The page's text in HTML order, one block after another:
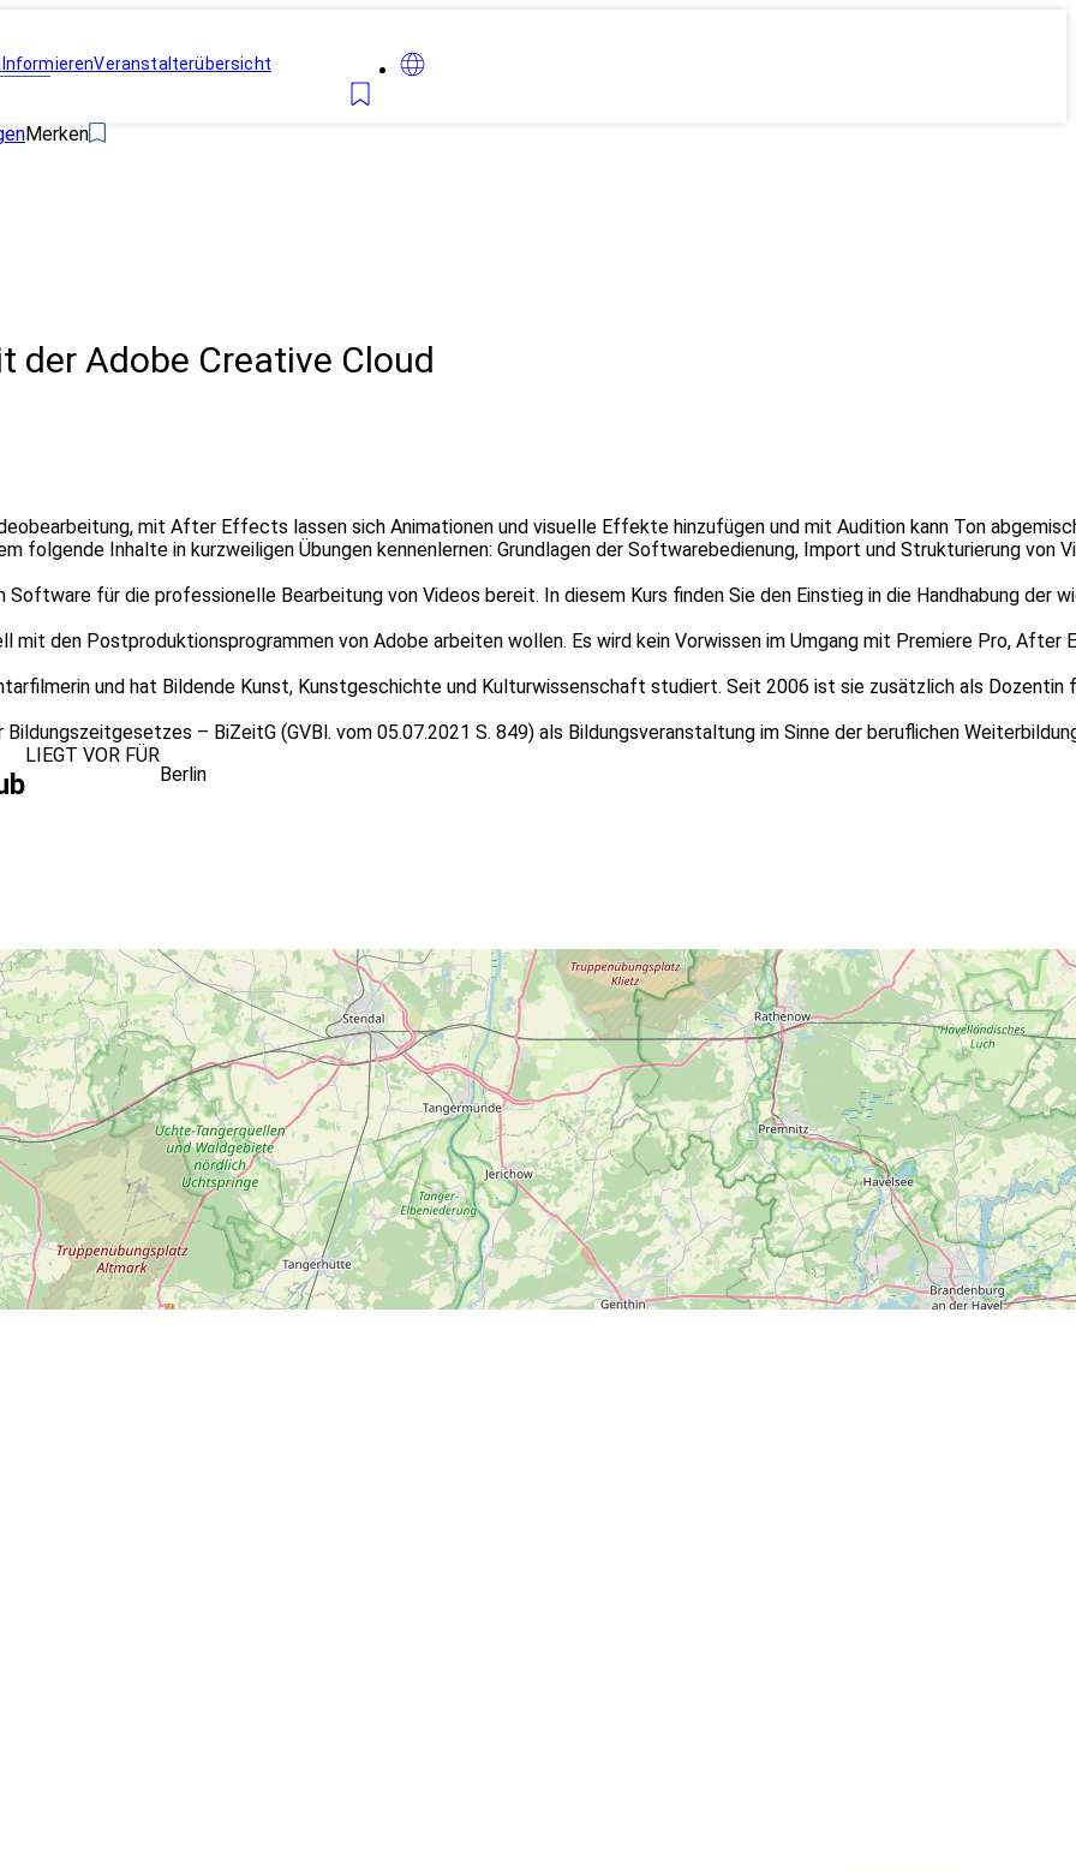
InformierenVeranstalterübersicht
Merken
der Adobe Creative Cloud
mit After Effects lassen sich Animationen und visuelle Effekte hinzufügen und mit Audition kann Ton
folgende Inhalte in kurzweiligen Übungen kennenlernen: Grundlagen der Softwarebedienung, Import und Strukturierung
Software für die professionelle Bearbeitung von Videos bereit. In diesem Kurs finden Sie den Einstieg in die Handhabung der
mit den Postproduktionsprogrammen von Adobe arbeiten wollen. Es wird kein Vorwissen im Umgang mit Premiere Pro,
und hat Bildende Kunst, Kunstgeschichte und Kulturwissenschaft studiert. Seit 2006 ist sie zusätzlich als Dozentin
– BiZeitG (GVBl. vom 05.07.2021 S. 849) als Bildungsveranstaltung im Sinne der beruflichen
LIEGT VOR FÜR
Berlin